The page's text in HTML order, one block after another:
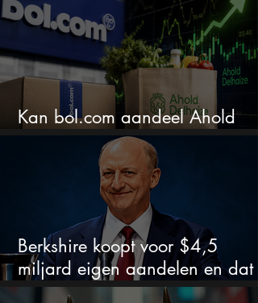
Kan bol.com aandeel Ahold
nieuw leven inblazen?
Berkshire koopt voor $4,5
miljard eigen aandelen en dat
zegt veel over de waardering